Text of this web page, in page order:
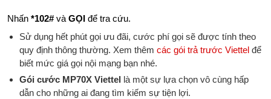
Nhấn*102#vàGỌI để tra cứu.
Sử dụng hết phút gọi ưu đãi, cước phí gọi sẽ được tính theo
quy định thông thường. Xem thêmcác gói trả trước Viettel để
biết mức giá gọi nội mạng bạn nhé.
Gói cước MP70X Viettel là một sự lựa chọn vô cùng hấp
dẫn cho những ai đang tìm kiếm sự tiện lợi.